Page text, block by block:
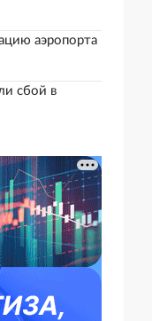
аэропорта
сбой в